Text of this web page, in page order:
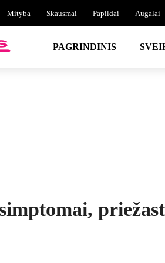
Mityba Skausmai Papildai Augalai
PAGRINDINIS